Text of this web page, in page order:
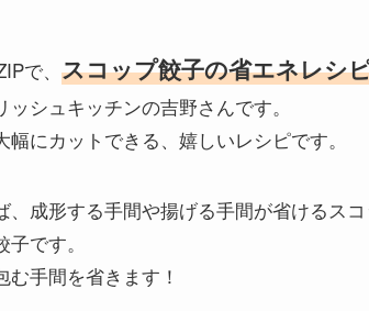
で、 スコップ餃子の省エネレシ
シュキッチンの吉野さんです。
にカットできる、嬉しいレシピです。
、成形する手間や揚げる手間が省けるス
です。
手間を省きます！